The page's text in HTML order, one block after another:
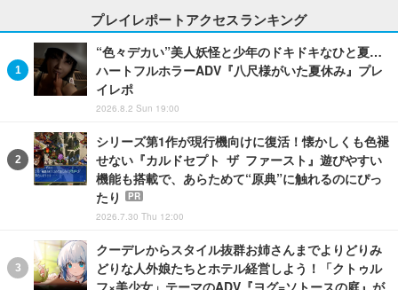
プレイレポートアクセスランキング
“色々デカい”美人妖怪と少年のドキドキなひと夏…
ハートフルホラーADV『八尺様がいた夏休み』プレ
イレポ
2026.8.2 Sun 19:00
シリーズ第1作が現行機向けに復活！懐かしくも色褪
せない『カルドセプト ザ ファースト』遊びやすい
機能も搭載で、あらためて“原典”に触れるのにぴっ
たり
PR
2026.7.30 Thu 12:00
クーデレからスタイル抜群お姉さんまでよりどりみ
どりな人外娘たちとホテル経営しよう！「クトゥル
フ×美少女」テーマのADV『ヨグ=ソトースの庭』が